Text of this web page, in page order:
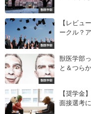
獣医学部
獣医学部
【レビュ
ークル？
獣医学部
獣医学部
と＆つら
【奨学金
面接選考